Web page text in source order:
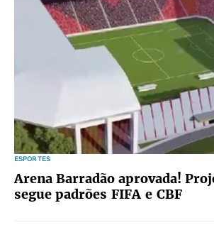
ESPORTES
Arena Barradão aprovada!
segue padrões FIFA e CBF